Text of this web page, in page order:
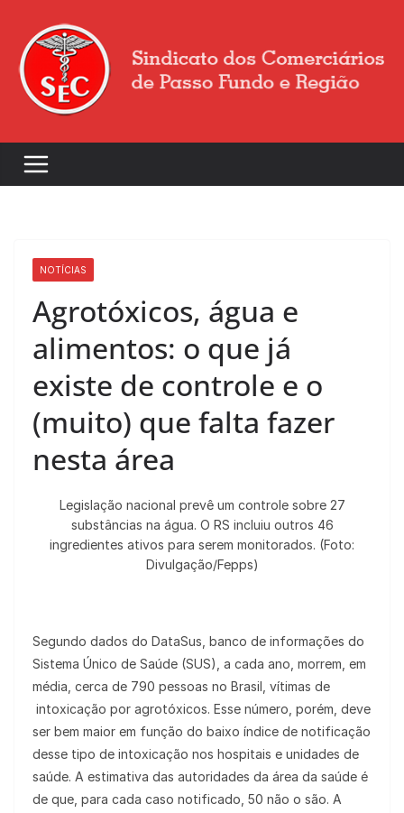
NOTÍCIAS
Agrotóxicos, água e
alimentos: o que já
existe de controle e o
(muito) que falta fazer
nesta área
Legislação nacional prevê um controle sobre 27
substâncias na água. O RS incluiu outros 46
ingredientes ativos para serem monitorados. (Foto:
Divulgação/Fepps)
Segundo dados do DataSus, banco de informações do
Sistema Único de Saúde (SUS), a cada ano, morrem, em
média, cerca de 790 pessoas no Brasil, vítimas de
intoxicação por agrotóxicos. Esse número, porém, deve
ser bem maior em função do baixo índice de notificação
desse tipo de intoxicação nos hospitais e unidades de
saúde. A estimativa das autoridades da área da saúde é
de que, para cada caso notificado, 50 não o são. A